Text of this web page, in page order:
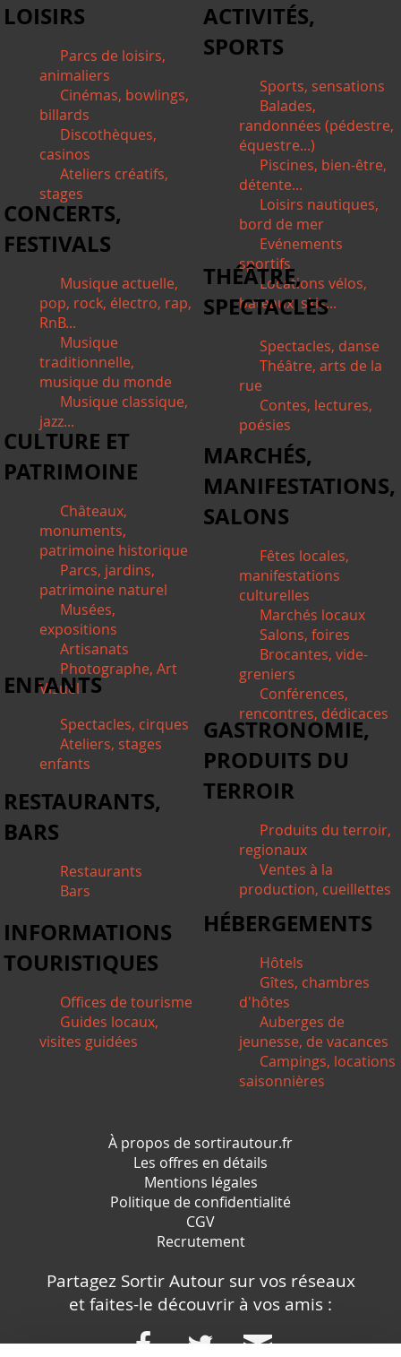
LOISIRS
Parcs de loisirs,
animaliers
Cinémas, bowlings,
billards
Discothèques,
casinos
Ateliers créatifs,
stages
ACTIVITÉS,
SPORTS
Sports, sensations
Balades,
randonnées (pédestre,
équestre...)
Piscines, bien-être,
détente...
Loisirs nautiques,
bord de mer
Evénements
sportifs
Locations vélos,
bateaux, skis...
CONCERTS,
FESTIVALS
Musique actuelle,
pop, rock, électro, rap,
RnB...
Musique
traditionnelle,
musique du monde
Musique classique,
jazz...
THÉÂTRE,
SPECTACLES
Spectacles, danse
Théâtre, arts de la
rue
Contes, lectures,
poésies
CULTURE ET
PATRIMOINE
Châteaux,
monuments,
patrimoine historique
Parcs, jardins,
patrimoine naturel
Musées,
expositions
Artisanats
Photographe, Art
Visuel
MARCHÉS,
MANIFESTATIONS,
SALONS
Fêtes locales,
manifestations
culturelles
Marchés locaux
Salons, foires
Brocantes, vide-
greniers
Conférences,
rencontres, dédicaces
ENFANTS
Spectacles, cirques
Ateliers, stages
enfants
GASTRONOMIE,
PRODUITS DU
TERROIR
Produits du terroir,
regionaux
Ventes à la
production, cueillettes
RESTAURANTS,
BARS
Restaurants
Bars
HÉBERGEMENTS
Hôtels
Gîtes, chambres
d'hôtes
Auberges de
jeunesse, de vacances
Campings, locations
saisonnières
INFORMATIONS
TOURISTIQUES
Offices de tourisme
Guides locaux,
visites guidées
À propos de sortirautour.fr
Les offres en détails
Mentions légales
Politique de confidentialité
CGV
Recrutement
Partagez Sortir Autour sur vos réseaux
et faites-le découvrir à vos amis :